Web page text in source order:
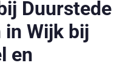
Duurstede
in Wijk bij
en